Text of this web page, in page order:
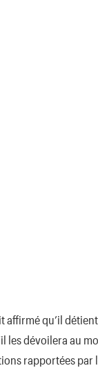
affirmé qu’il
les dévoilera au
rapportées par